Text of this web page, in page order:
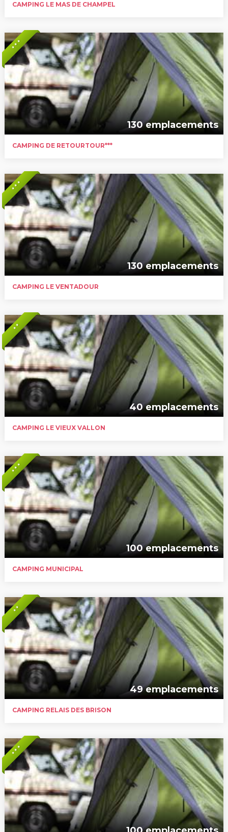
CAMPING LE MAS DE CHAMPEL
* * *
130 emplacements
CAMPING DE RETOURTOUR***
* * *
130 emplacements
CAMPING LE VENTADOUR
* *
40 emplacements
CAMPING LE VIEUX VALLON
* * *
100 emplacements
CAMPING MUNICIPAL
* *
49 emplacements
CAMPING RELAIS DES BRISON
* * *